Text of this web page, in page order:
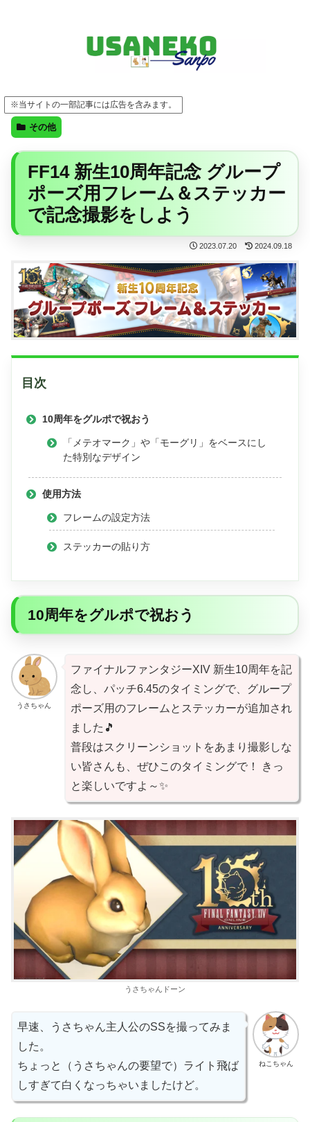
※当サイトの一部記事には広告を含みます。
その他
FF14 新生10周年記念 グループ
ポーズ用フレーム＆ステッカー
で記念撮影をしよう
2023.07.20 2024.09.18
目次
10周年をグルポで祝おう
「メテオマーク」や「モーグリ」をベースにし
た特別なデザイン
使用方法
フレームの設定方法
ステッカーの貼り方
10周年をグルポで祝おう
うさちゃん
ファイナルファンタジーXIV 新生10周年を記
念し、パッチ6.45のタイミングで、グループ
ポーズ用のフレームとステッカーが追加され
ました🎵
普段はスクリーンショットをあまり撮影しな
い皆さんも、ぜひこのタイミングで！ きっ
と楽しいですよ～✨
うさちゃんドーン
ねこちゃん
早速、うさちゃん主人公のSSを撮ってみま
した。
ちょっと（うさちゃんの要望で）ライト飛ば
しすぎて白くなっちゃいましたけど。